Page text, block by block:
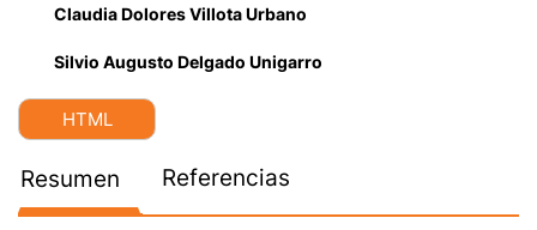
Claudia Dolores Villota Urbano
Silvio Augusto Delgado Unigarro
HTML
Resumen Referencias